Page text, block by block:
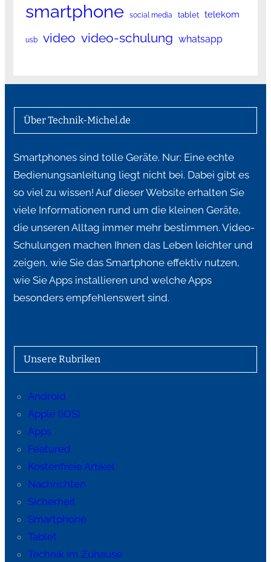
smartphone social media tablet telekom
usb video video-schulung whatsapp
Über Technik-Michel.de
Smartphones sind tolle Geräte. Nur: Eine echte
Bedienungsanleitung liegt nicht bei. Dabei gibt es
so viel zu wissen! Auf dieser Website erhalten Sie
viele Informationen rund um die kleinen Geräte,
die unseren Alltag immer mehr bestimmen. Video-
Schulungen machen Ihnen das Leben leichter und
zeigen, wie Sie das Smartphone effektiv nutzen,
wie Sie Apps installieren und welche Apps
besonders empfehlenswert sind.
Unsere Rubriken
Android
Apple (iOS)
Apps
Featured
Kostenfreie Artikel
Nachrichten
Sicherheit
Smartphone
Tablet
Technik im Zuhause